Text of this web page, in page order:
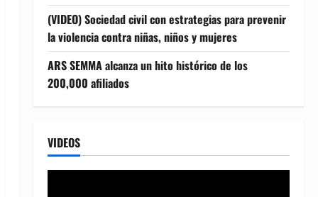
(VIDEO) Sociedad civil con estrategias para prevenir
la violencia contra niñas, niños y mujeres
ARS SEMMA alcanza un hito histórico de los
200,000 afiliados
VIDEOS